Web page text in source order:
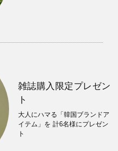
雑誌購入限定プレゼン
ト
大人にハマる「韓国ブランドア
イテム」を 計6名様にプレゼン
ト